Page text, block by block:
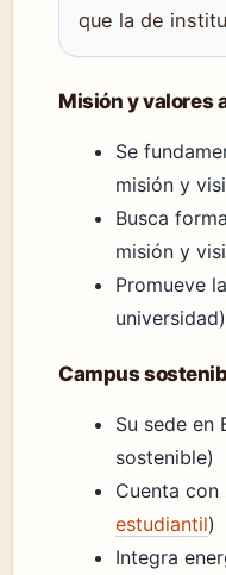
que la de
Misión y valores
Se
misión y
Busca
misión y
Promueve la
universidad)
Campus
Su sede
sostenible)
Cuenta
estudiantil)
Integra